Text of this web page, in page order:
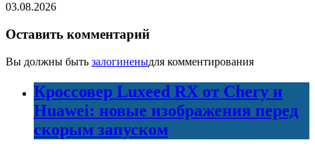
03.08.2026
Оставить комментарий
Вы должны быть залогиненыдля комментирования
Кроссовер Luxeed RX от Chery и
Huawei: новые изображения перед
скорым запуском